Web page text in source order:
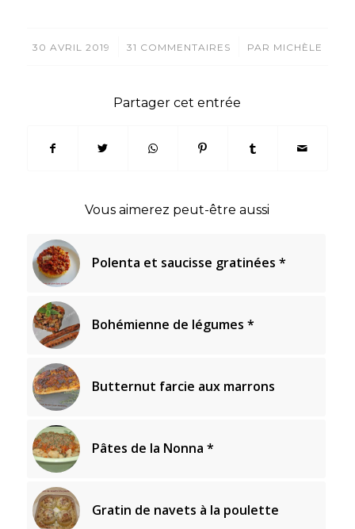
30 AVRIL 2019
/ 31 COMMENTAIRES
/ PAR MICHÈLE
Partager cet entrée
Vous aimerez peut-être aussi
Polenta et saucisse gratinées *
Bohémienne de légumes *
Butternut farcie aux marrons
Pâtes de la Nonna *
Gratin de navets à la poulette